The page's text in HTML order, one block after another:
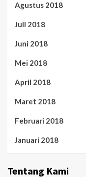
Agustus 2018
Juli 2018
Juni 2018
Mei 2018
April 2018
Maret 2018
Februari 2018
Januari 2018
Tentang Kami